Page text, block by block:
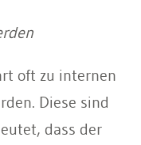
oft zu internen
Diese sind
dass der